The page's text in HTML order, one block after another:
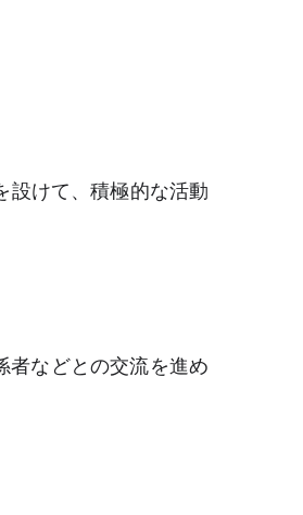
設けて、積極的な活動
などとの交流を進め